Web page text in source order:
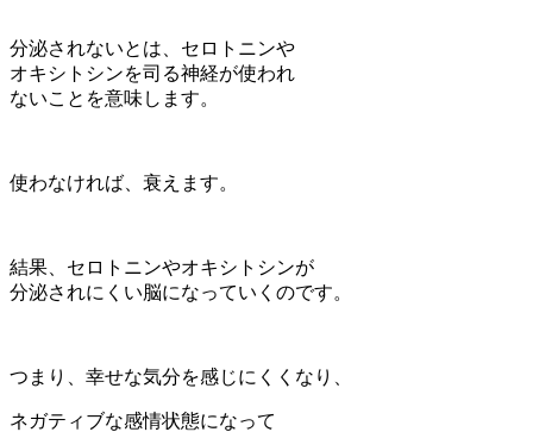
分泌されないとは、セロトニンや
オキシトシンを司る神経が使われ
ないことを意味します。
使わなければ、衰えます。
結果、セロトニンやオキシトシンが
分泌されにくい脳になっていくのです。
つまり、幸せな気分を感じにくくなり、
ネガティブな感情状態になって